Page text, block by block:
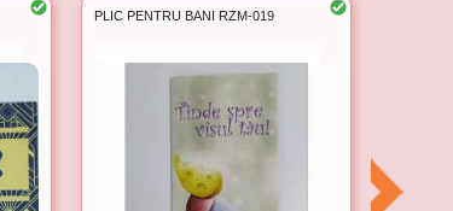
PLIC PENTRU BANI RZM-019